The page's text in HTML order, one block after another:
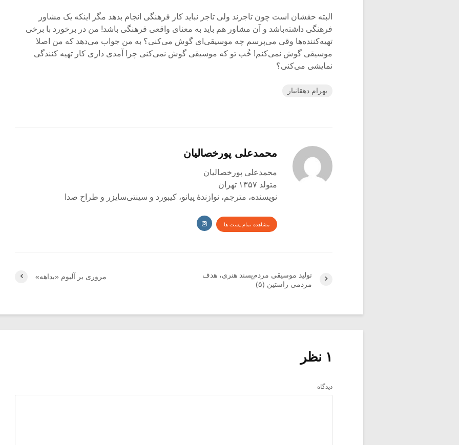
البته حقشان است چون تاجرند ولی تاجر نباید کار فرهنگی انجام بدهد مگر اینکه یک مشاور
فرهنگی داشته‌باشد و آن مشاور هم باید به معنای واقعی فرهنگی باشد! من در برخورد با برخی
تهیه‌کننده‌ها وقی می‌پرسم چه موسیقی‌ای گوش می‌کنی؟ به من جواب می‌دهد که من اصلا
موسیقی گوش نمی‌کنم! خُب تو که موسیقی گوش نمی‌کنی چرا آمدی داری کار تهیه کنندگی
نمایشی می‌کنی؟
بهرام دهقانیار
محمدعلی پورخصالیان
محمدعلی پورخصالیان
متولد ۱۳۵۷ تهران
نویسنده، مترجم، نوازندۀ پیانو، کیبورد و سینتی‌سایزر و طراح صدا
مشاهده تمام پست ها
مروری بر آلبوم «بداهه»
تولید موسیقی مردم‌پسند هنری، هدف
مردمی راستین (۵)
۱ نظر
دیدگاه